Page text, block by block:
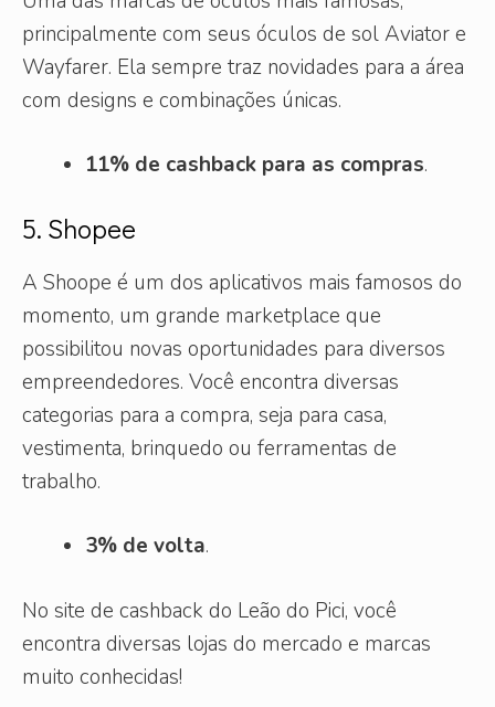
principalmente com seus óculos de sol Aviator e
Wayfarer. Ela sempre traz novidades para a área
com designs e combinações únicas.
11% de cashback para as compras.
5. Shopee
A Shoope é um dos aplicativos mais famosos do
momento, um grande marketplace que
possibilitou novas oportunidades para diversos
empreendedores. Você encontra diversas
categorias para a compra, seja para casa,
vestimenta, brinquedo ou ferramentas de
trabalho.
3% de volta.
No site de cashback do Leão do Pici, você
encontra diversas lojas do mercado e marcas
muito conhecidas!